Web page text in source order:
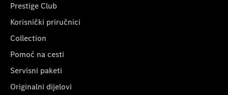
Prestige Club
Korisnički priručnici
Collection
Pomoć na cesti
Servisni paketi
Originalni dijelovi